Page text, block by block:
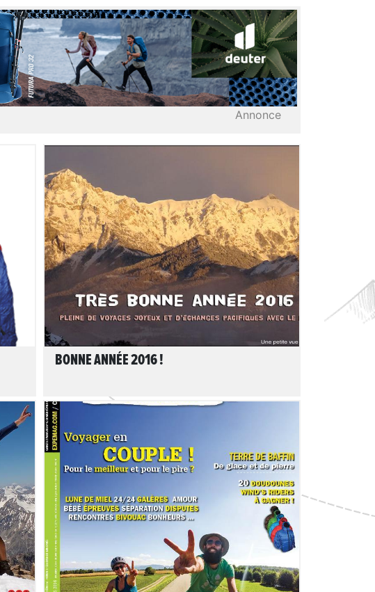
Annonce
LIRE L'ARTICLE
BONNE ANNÉE 2016 !
LIRE L'ARTICLE